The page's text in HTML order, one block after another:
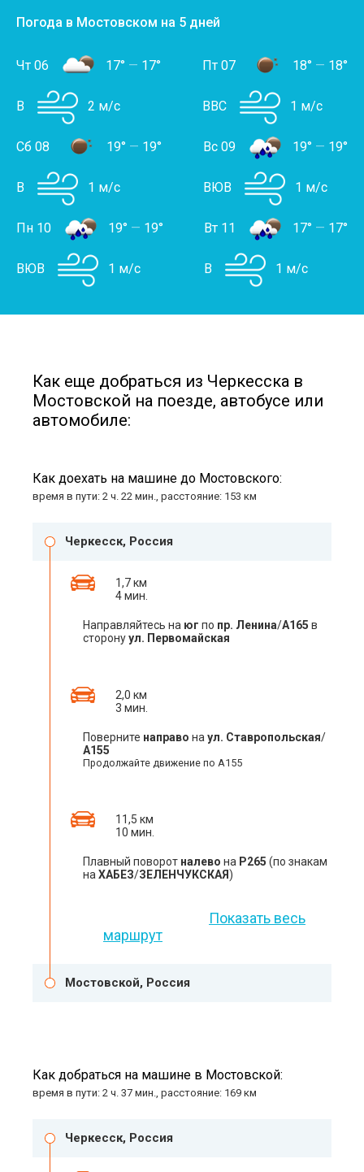
Погода в Мостовском на 5 дней
Чт 06 17° — 17°
В 2 м/с
Пт 07 18° — 18°
ВВС 1 м/с
Сб 08 19° — 19°
В 1 м/с
Вс 09 19° — 19°
ВЮВ 1 м/с
Пн 10 19° — 19°
ВЮВ 1 м/с
Вт 11 17° — 17°
В 1 м/с
Как еще добраться из Черкесска в
Мостовской на поезде, автобусе или
автомобиле:
Как доехать на машине до Мостовского:
время в пути: 2 ч. 22 мин., расстояние: 153 км
Черкесск, Россия
1,7 км
4 мин.
Направляйтесь на юг по пр. Ленина/А165 в
сторонуул. Первомайская
2,0 км
3 мин.
Поверните направо на ул. Ставропольская/
А155
Продолжайте движение по А155
11,5 км
10 мин.
Плавный поворот налево на Р265 (по знакам
на ХАБЕЗ/ЗЕЛЕНЧУКСКАЯ)
Показать весь
маршрут
Мостовской, Россия
Как добраться на машине в Мостовской:
время в пути: 2 ч. 37 мин., расстояние: 169 км
Черкесск, Россия